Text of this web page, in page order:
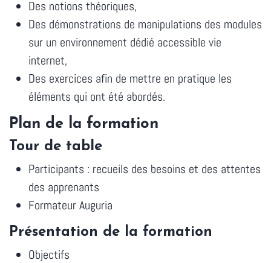
Des notions théoriques,
Des démonstrations de manipulations des modules
sur un environnement dédié accessible vie
internet,
Des exercices afin de mettre en pratique les
éléments qui ont été abordés.
Plan de la formation
Tour de table
Participants : recueils des besoins et des attentes
des apprenants
Formateur Auguria
Présentation de la formation
Objectifs